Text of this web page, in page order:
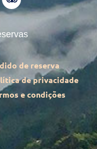
de reserva
de privacidade
e condições